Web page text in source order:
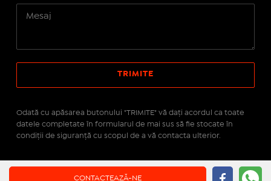
CONTACTEAZĂ-NE
Odată cu apăsarea butonului "TRIMITE" vă daţi acordul ca toate
datele completate în formularul de mai sus să fie stocate în
condiţii de siguranţă cu scopul de a vă contacta ulterior.
IMOPEDIA.ro - Anunțuri